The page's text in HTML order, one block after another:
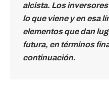
alcista. Los
lo que viene y en esa
elementos que dan
futura, en términos
continuación.